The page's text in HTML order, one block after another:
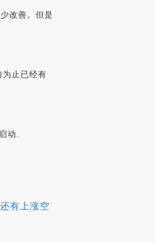
改善。但是
止已经有
动.
有上涨空